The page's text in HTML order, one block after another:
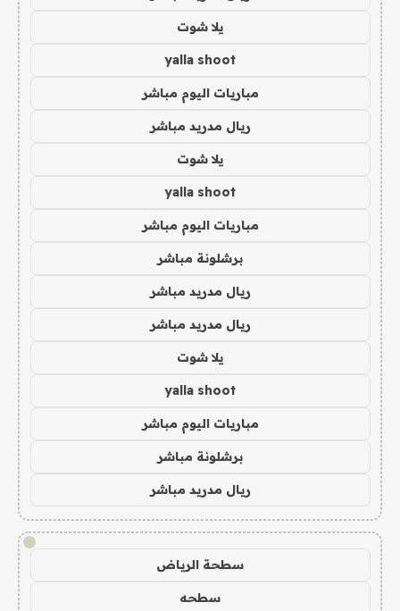
يلا شوت
yalla shoot
مباريات اليوم مباشر
ريال مدريد مباشر
يلا شوت
yalla shoot
مباريات اليوم مباشر
برشلونة مباشر
ريال مدريد مباشر
ريال مدريد مباشر
يلا شوت
yalla shoot
مباريات اليوم مباشر
برشلونة مباشر
ريال مدريد مباشر
!
سطحة الرياض
سطحه